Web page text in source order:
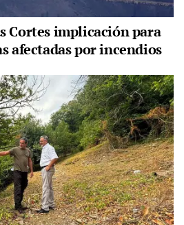
Cortes implicación para
afectadas por incendios